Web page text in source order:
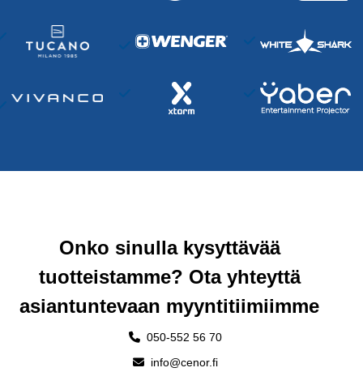
Onko sinulla kysyttävää
tuotteistamme? Ota yhteyttä
asiantuntevaan myyntitiimiimme
050-552 56 70
info@cenor.fi